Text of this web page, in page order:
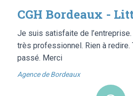
CGH Bordeaux -
Je suis satisfaite de
très professionnel. Rien à redire.
passé. Merci
Agence de Bordeaux